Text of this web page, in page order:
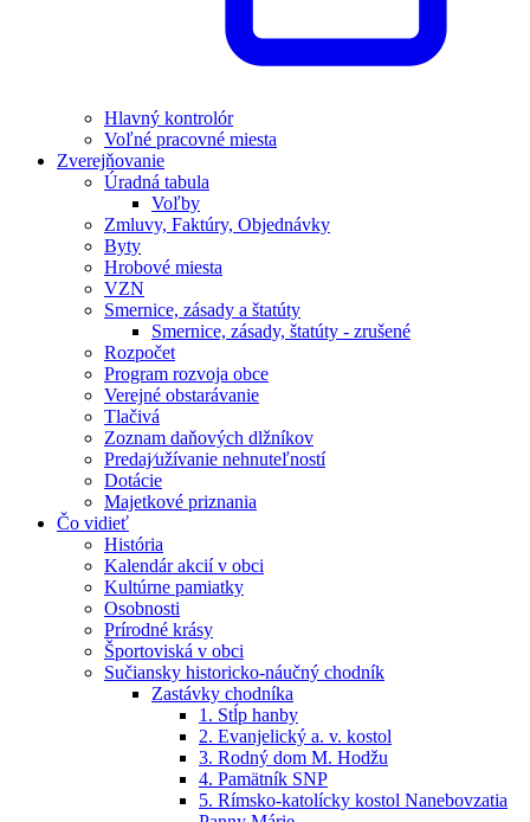
Hlavný kontrolór
Voľné pracovné miesta
Zverejňovanie
Úradná tabula
Voľby
Zmluvy, Faktúry, Objednávky
Byty
Hrobové miesta
VZN
Smernice, zásady a štatúty
Smernice, zásady, štatúty - zrušené
Rozpočet
Program rozvoja obce
Verejné obstarávanie
Tlačivá
Zoznam daňových dlžníkov
Predaj⁄užívanie nehnuteľností
Dotácie
Majetkové priznania
Čo vidieť
História
Kalendár akcií v obci
Kultúrne pamiatky
Osobnosti
Prírodné krásy
Športoviská v obci
Sučiansky historicko-náučný chodník
Zastávky chodníka
1. Stĺp hanby
2. Evanjelický a. v. kostol
3. Rodný dom M. Hodžu
4. Pamätník SNP
5. Rímsko-katolícky kostol Nanebovzatia